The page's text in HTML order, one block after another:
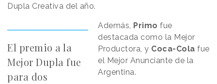
Dupla Creativa del año.
El premio a la
Mejor Dupla fue
para dos
Además, Primo fue
destacada como la Mejor
Productora, y Coca-Cola fue
el Mejor Anunciante de la
Argentina.